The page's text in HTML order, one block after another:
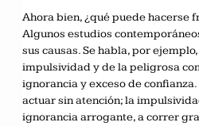
Ahora bien, ¿qué puede hacerse
Algunos estudios
sus causas. Se habla, por
impulsividad y de la peligrosa
ignorancia y exceso de
actuar sin atención; la
ignorancia arrogante, a correr